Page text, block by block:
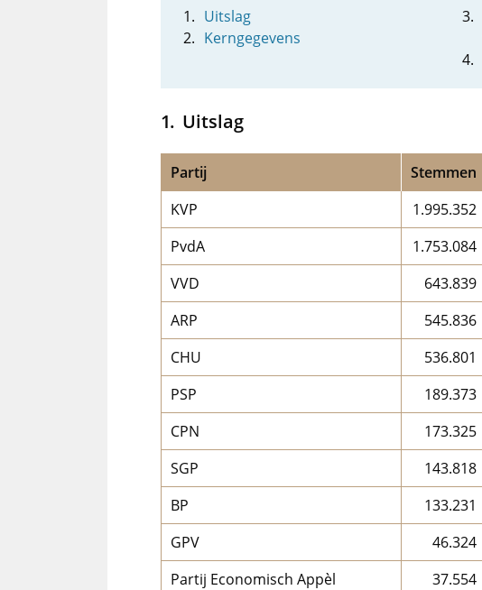
Uitslag
Kerngegevens
Uitslag
Partij Stemmen
KVP
1.995.352
PvdA
1.753.084
VVD
643.839
ARP
545.836
CHU
536.801
PSP
189.373
CPN
173.325
SGP
143.818
BP
133.231
GPV
46.324
Partij Economisch Appèl
37.554